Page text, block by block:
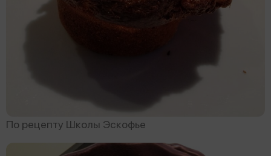
По рецепту Школы Эскофье